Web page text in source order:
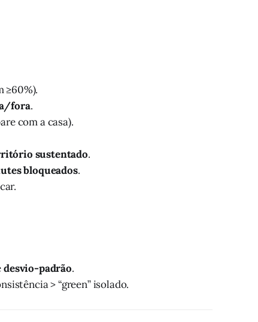
≥60%).
fora.
com a casa).
sustentado.
bloqueados.
desvio-padrão.
> “green” isolado.